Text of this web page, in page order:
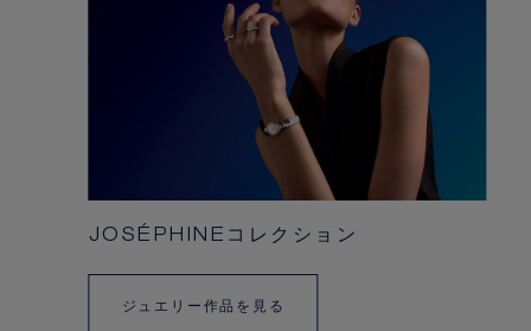
JOSÉPHINEコレクション
ジュエリー作品を見る